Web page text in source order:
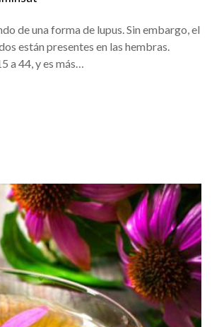
de una forma de lupus. Sin embargo, el
están presentes en las hembras.
a 44, y es más…